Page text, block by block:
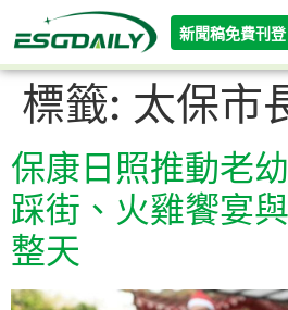
新聞稿免費刊登
標籤: 太保市
保康日照推動老
踩街、火雞饗宴
整天